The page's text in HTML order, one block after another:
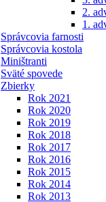
2.
1.
Správcovia farnosti
Správcovia kostola
Miništranti
Sväté spovede
Zbierky
Rok 2021
Rok 2020
Rok 2019
Rok 2018
Rok 2017
Rok 2016
Rok 2015
Rok 2014
Rok 2013